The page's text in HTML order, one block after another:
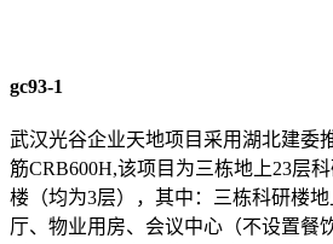
gc93-1
武汉光谷企业天地项目采用湖北建委
筋CRB600H,该项目为三栋地上23层
楼（均为3层），其中：三栋科研楼
厅、物业用房、会议中心（不设置餐